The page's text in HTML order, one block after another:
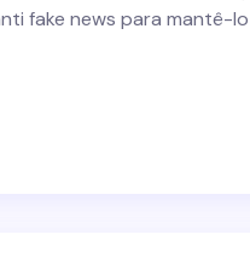
fake news para mantê-